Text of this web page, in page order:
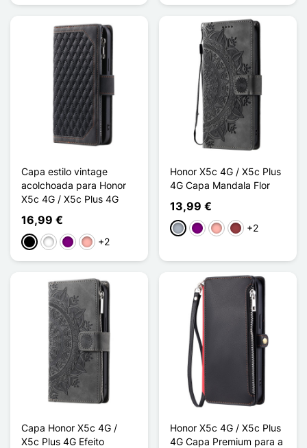
Capa estilo vintage
acolchoada para Honor
X5c 4G / X5c Plus 4G
16,99 €
PretoBrancoPúrpuraOuro rosa
+2
Honor X5c 4G / X5c Plus
4G Capa Mandala Flor
13,99 €
Cinzento
PúrpuraOuro rosa
Vermelho escuro
+2
Capa Honor X5c 4G /
X5c Plus 4G Efeito
Honor X5c 4G / X5c Plus
4G Capa Premium para a